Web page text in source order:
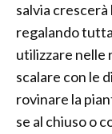
salvia
regalando
utilizzare nelle
scalare con le
rovinare la
se al chiuso o